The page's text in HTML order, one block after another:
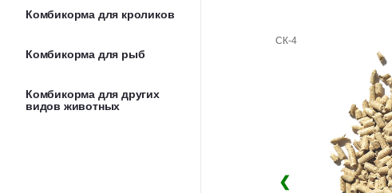
Комбикорма для кроликов
Комбикорма для рыб
Комбикорма для других
видов животных
СК-4
❮